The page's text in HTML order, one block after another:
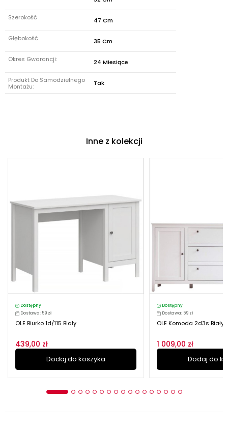
Szerokość 47 Cm
Głębokość 35 Cm
Okres Gwarancji: 24 Miesiące
Produkt Do Samodzielnego
Montażu:
Tak
Inne z kolekcji
Dostępny
Dostawa: 59 zł
OLE Biurko 1d/115 Biały
439,00 zł
Dodaj do koszyka
Dostępny
Dostawa: 59 zł
OLE Komoda 2d3s Biały
1 009,00 zł
Dodaj do